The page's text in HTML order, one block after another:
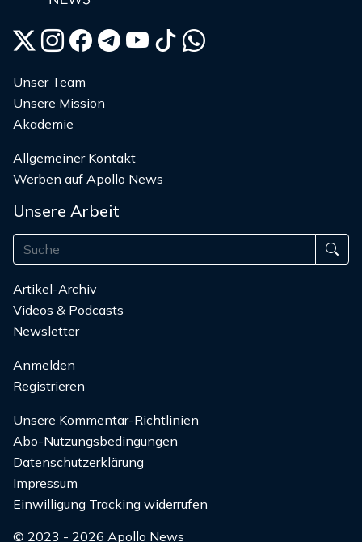
Unser Team
Unsere Mission
Akademie
Allgemeiner Kontakt
Werben auf Apollo News
Unsere Arbeit
Artikel-Archiv
Videos & Podcasts
Newsletter
Anmelden
Registrieren
Unsere Kommentar-Richtlinien
Abo-Nutzungsbedingungen
Datenschutzerklärung
Impressum
Einwilligung Tracking widerrufen
© 2023 - 2026 Apollo News